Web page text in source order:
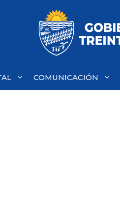
COMUNICACIÓN